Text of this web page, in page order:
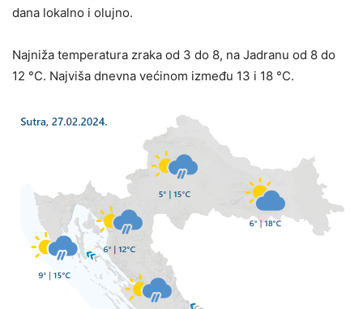
dana lokalno i olujno.
Najniža temperatura zraka od 3 do 8, na Jadranu od 8 do
12 °C. Najviša dnevna većinom između 13 i 18 °C.